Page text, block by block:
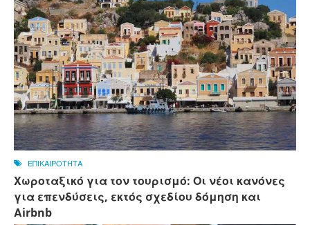
ΕΠΙΚΑΙΡΟΤΗΤΑ
Χωροταξικό για τον τουρισμό: Οι νέοι κανόνες
για επενδύσεις, εκτός σχεδίου δόμηση και
Αirbnb